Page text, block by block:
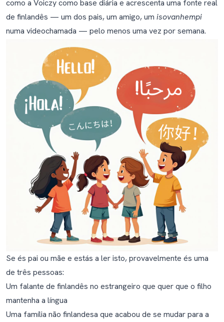
sueco
E quanto ao finlandês para famílias que
acabaram de se mudar para a Finlândia?
Ferramentas que recomendamos
Perguntas frequentes
Como ensino finlandês ao meu filho se eu próprio não
falo finlandês?
Qual é a melhor idade para começar a ensinar
finlandês a uma criança?
Quanto tempo demora até o meu filho conseguir falar
finlandês?
O meu filho também vai aprender sueco se for para a
escola na Finlândia?
O finlandês não é demasiado difícil para uma criança
pequena aprender?
Devo corrigir os erros de finlandês do meu filho?
língua materna na mesma frase. Devo preocupar-me?
como a Voiczy como base diária e acrescenta uma fonte real
de finlandês — um dos pais, um amigo, um isovanhempi
numa videochamada — pelo menos uma vez por semana.
Se és pai ou mãe e estás a ler isto, provavelmente és uma
de três pessoas:
Um falante de finlandês no estrangeiro que quer que o filho
mantenha a língua
Uma família não finlandesa que acabou de se mudar para a